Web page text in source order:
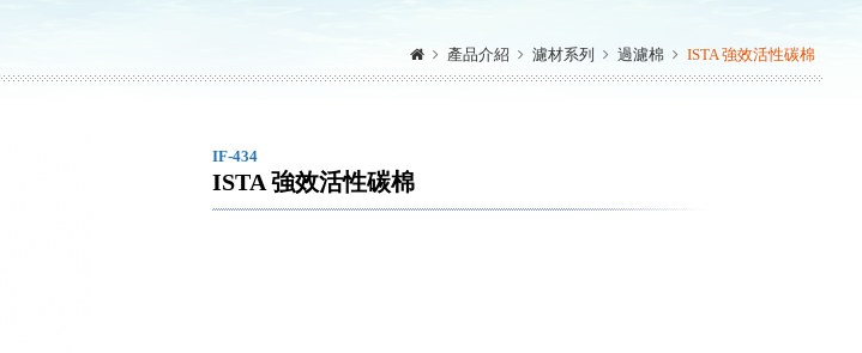
產品介紹 濾材系列 過濾棉 ISTA 強效活性碳棉
IF-434
ISTA 強效活性碳棉